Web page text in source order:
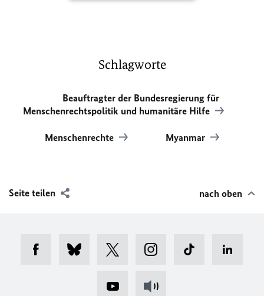
Schlagworte
Beauftragter der Bundesregierung für
Menschenrechtspolitik und humanitäre Hilfe
Menschenrechte Myanmar
Seite teilen nach oben